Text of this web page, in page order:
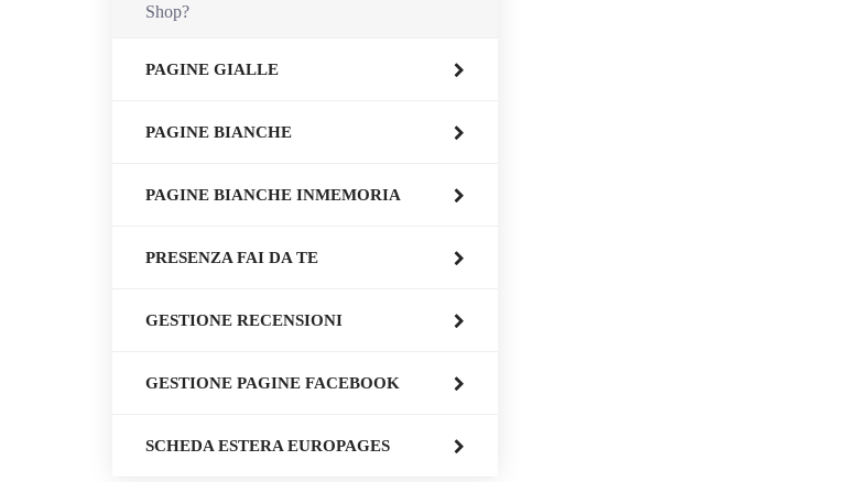
Shop?
PAGINE GIALLE
PAGINE BIANCHE
PAGINE BIANCHE INMEMORIA
PRESENZA FAI DA TE
GESTIONE RECENSIONI
GESTIONE PAGINE FACEBOOK
SCHEDA ESTERA EUROPAGES